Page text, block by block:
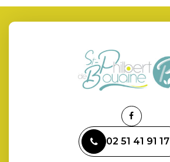
Lien
le
compte
02 51 41 91 17